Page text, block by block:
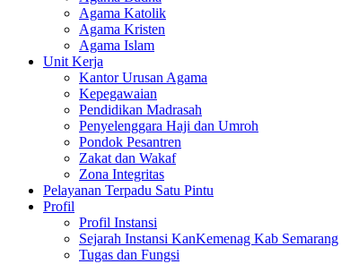
Agama Katolik
Agama Kristen
Agama Islam
Unit Kerja
Kantor Urusan Agama
Kepegawaian
Pendidikan Madrasah
Penyelenggara Haji dan Umroh
Pondok Pesantren
Zakat dan Wakaf
Zona Integritas
Pelayanan Terpadu Satu Pintu
Profil
Profil Instansi
Sejarah Instansi KanKemenag Kab Semarang
Tugas dan Fungsi